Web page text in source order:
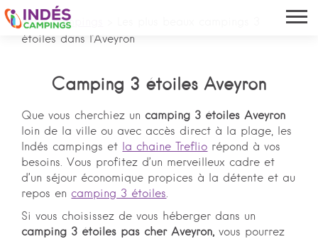
Indés campings
étoiles dans l'Aveyron
Camping 3 étoiles Aveyron
Que vous cherchiez un camping 3 étoiles Aveyron
loin de la ville ou avec accès direct à la plage, les
Indés campings et
la chaine Treflio répond à vos
besoins. Vous profitez d’un merveilleux cadre et
d’un séjour économique propices à la détente et au
repos en camping 3 étoiles.
Si vous choisissez de vous héberger dans un
camping 3 étoiles pas cher Aveyron,vous pourrez